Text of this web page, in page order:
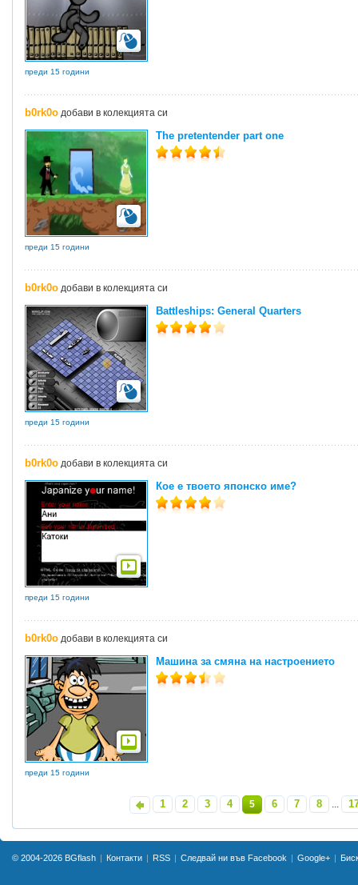
преди 15 години
b0rk0o добави в колекцията си
The pretentender part one
преди 15 години
b0rk0o добави в колекцията си
Battleships: General Quarters
преди 15 години
b0rk0o добави в колекцията си
Кое е твоето японско име?
преди 15 години
b0rk0o добави в колекцията си
Машина за смяна на настроението
преди 15 години
1 2 3 4 5 6 7 8 ...
© 2004-2026 BGflash Контакти RSS Следвай ни във Facebook Google+